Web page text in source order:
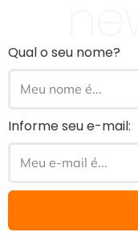
Qual o seu nome?
Informe seu e-mail: